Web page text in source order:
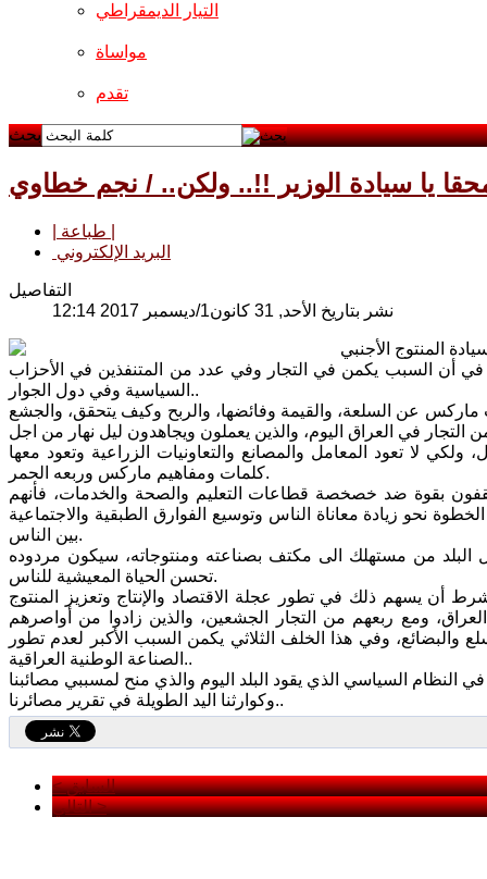
التيار الديمقراطي
مواساة
تقدم
بحث
يا سيادة الوزير !!.. ولكن.. / نجم خطاوي
البريد الإلكتروني
التفاصيل
نشر بتاريخ الأحد, 31 كانون1/ديسمبر 2017 12:14
في أن السبب يكمن في التجار وفي عدد من المتنفذين في الأحزاب
السياسية وفي دول الجوار..
عن السلعة، والقيمة وفائضها، والربح وكيف يتحقق، والجشع
في العراق اليوم، والذين يعملون ويجاهدون ليل نهار من اجل
لا تعود المعامل والمصانع والتعاونيات الزراعية وتعود معها
كلمات ومفاهيم ماركس وربعه الحمر.
بقوة ضد خصخصة قطاعات التعليم والصحة والخدمات، فأنهم
نحو زيادة معاناة الناس وتوسيع الفوارق الطبقية والاجتماعية
بين الناس.
البلد من مستهلك الى مكتف بصناعته ومنتوجاته، سيكون مردوده
تحسن الحياة المعيشية للناس.
أن يسهم ذلك في تطور عجلة الاقتصاد والإنتاج وتعزيز المنتوج
ومع ربعهم من التجار الجشعين، والذين زادوا من أواصرهم
والبضائع، وفي هذا الخلف الثلاثي يكمن السبب الأكبر لعدم تطور
الصناعة الوطنية العراقية..
السياسي الذي يقود البلد اليوم والذي منح لمسببي مصائبنا
وكوارثنا اليد الطويلة في تقرير مصائرنا..
< السابق
التالي >